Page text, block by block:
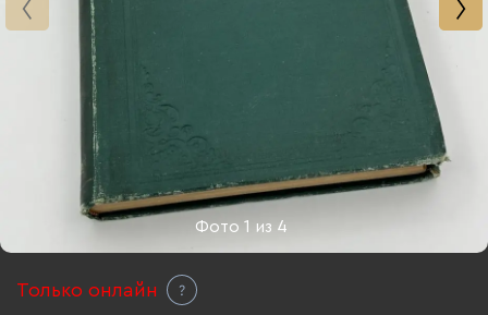
Фото1 из 4
Только онлайн